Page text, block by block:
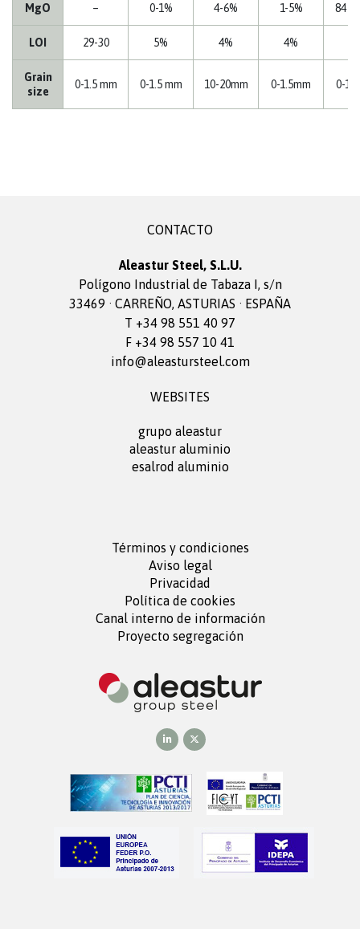
MgO – 0-1% 4-6% 1-5% 84 –
LOI 29-30 5% 4% 4%
Grain
size
0-1.5 mm 0-1.5 mm 10-20mm 0-1.5mm 0-
CONTACTO
Aleastur Steel, S.L.U.
Polígono Industrial de Tabaza I, s/n
33469 · CARREÑO, ASTURIAS · ESPAÑA
T +34 98 551 40 97
F +34 98 557 10 41
info@aleastursteel.com
WEBSITES
grupo aleastur
aleastur aluminio
esalrod aluminio
Términos y condiciones
Aviso legal
Privacidad
Política de cookies
Canal interno de información
Proyecto segregación